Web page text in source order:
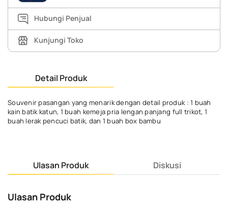
Hubungi Penjual
Kunjungi Toko
Detail Produk
Souvenir pasangan yang menarik dengan detail produk : 1 buah
kain batik katun, 1 buah kemeja pria lengan panjang full trikot, 1
buah lerak pencuci batik, dan 1 buah box bambu
Ulasan Produk Diskusi
Ulasan Produk